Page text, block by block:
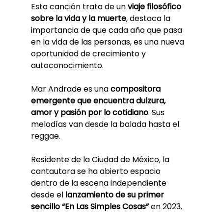
Esta canción trata de un viaje filosófico
sobre la vida y la muerte, destaca la
importancia de que cada año que pasa
en la vida de las personas, es una nueva
oportunidad de crecimiento y
autoconocimiento.
Mar Andrade es una compositora
emergente que encuentra dulzura,
amor y pasión por lo cotidiano. Sus
melodías van desde la balada hasta el
reggae.
Residente de la Ciudad de México, la
cantautora se ha abierto espacio
dentro de la escena independiente
desde el lanzamiento de su primer
sencillo “En Las Simples Cosas” en 2023.